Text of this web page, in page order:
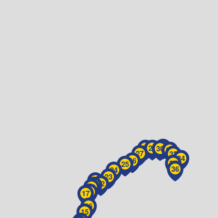
15
16
1718
19
20
2122
23
24
2526
2728293031323334
35
36